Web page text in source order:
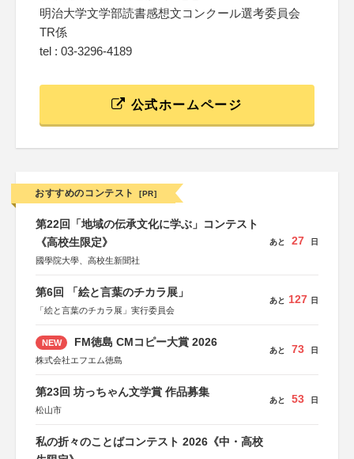
明治大学文学部読書感想文コンクール選考委員会
TR係
tel : 03-3296-4189
公式ホームページ
おすすめのコンテスト [PR]
第22回「地域の伝承文化に学ぶ」コンテスト
《高校生限定》
國學院大學、高校生新聞社
あと 27 日
第6回 「絵と言葉のチカラ展」
「絵と言葉のチカラ展」実行委員会
あと 127 日
NEW FM徳島 CMコピー大賞 2026
株式会社エフエム徳島
あと 73 日
第23回 坊っちゃん文学賞 作品募集
松山市
あと 53 日
私の折々のことばコンテスト 2026《中・高校